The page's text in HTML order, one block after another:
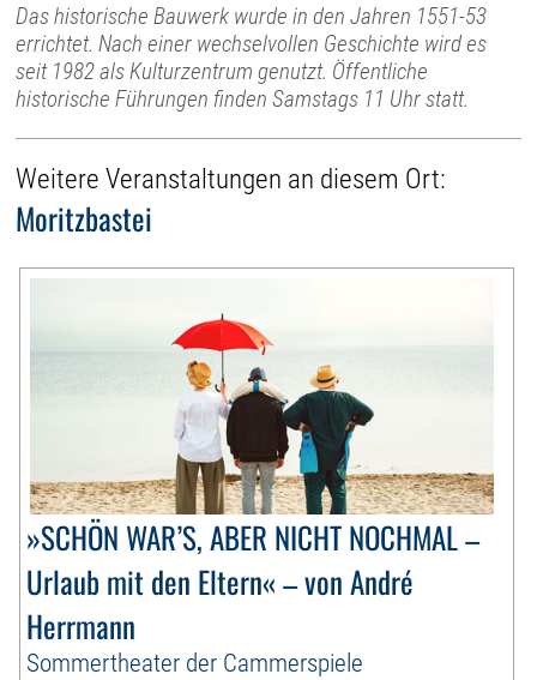
Das historische Bauwerk wurde in den Jahren 1551-53
errichtet. Nach einer wechselvollen Geschichte wird es
seit 1982 als Kulturzentrum genutzt. Öffentliche
historische Führungen finden Samstags 11 Uhr statt.
Weitere Veranstaltungen an diesem Ort:
Moritzbastei
»SCHÖN WAR’S, ABER NICHT NOCHMAL –
Urlaub mit den Eltern« – von André
Herrmann
Sommertheater der Cammerspiele